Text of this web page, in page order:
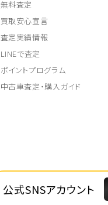
無料査定
買取安心宣言
査定実績情報
LINEで査定
ポイントプログラム
中古車査定・購入ガイド
公式SNSアカウント